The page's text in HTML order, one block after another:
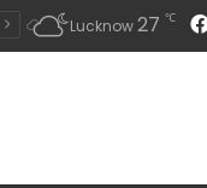
Lucknow27 ℃